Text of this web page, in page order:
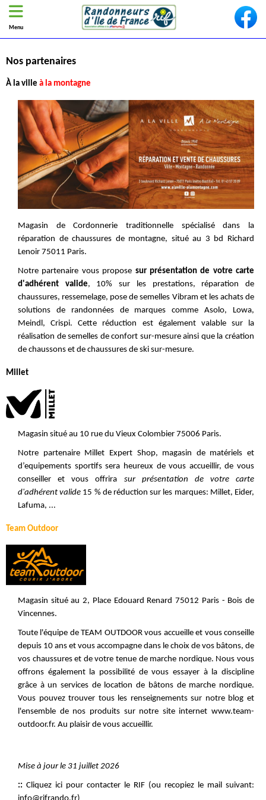
Menu
Nos partenaires
À la ville à la montagne
Magasin de Cordonnerie traditionnelle spécialisé dans la
réparation de chaussures de montagne, situé au 3 bd Richard
Lenoir 75011 Paris.
Notre partenaire vous propose sur présentation de votre carte
d'adhérent valide, 10% sur les prestations, réparation de
chaussures, ressemelage, pose de semelles Vibram et les achats de
solutions de randonnées de marques comme Asolo, Lowa,
Meindl, Crispi. Cette réduction est également valable sur la
réalisation de semelles de confort sur-mesure ainsi que la création
de chaussons et de chaussures de ski sur-mesure.
Millet
Magasin situé au 10 rue du Vieux Colombier 75006 Paris.
Notre partenaire Millet Expert Shop, magasin de matériels et
d’equipements sportifs sera heureux de vous accueillir, de vous
conseiller et vous offrira sur présentation de votre carte
d'adhérent valide 15 % de réduction sur les marques: Millet, Eider,
Lafuma, ...
Team Outdoor
Magasin situé au 2, Place Edouard Renard 75012 Paris - Bois de
Vincennes.
Toute l'équipe de TEAM OUTDOOR vous accueille et vous conseille
depuis 10 ans et vous accompagne dans le choix de vos bâtons, de
vos chaussures et de votre tenue de marche nordique. Nous vous
offrons également la possibilité de vous essayer à la discipline
grâce à un services de location de bâtons de marche nordique.
Vous pouvez trouver tous les renseignements sur notre bloget
l'ensemble de nos produits sur notre site internet www.team-
outdoor.fr. Au plaisir de vous accueillir.
Mise à jour le 31 juillet 2026
:: Cliquez ici pour contacter le RIF (ou recopiez le mail suivant: